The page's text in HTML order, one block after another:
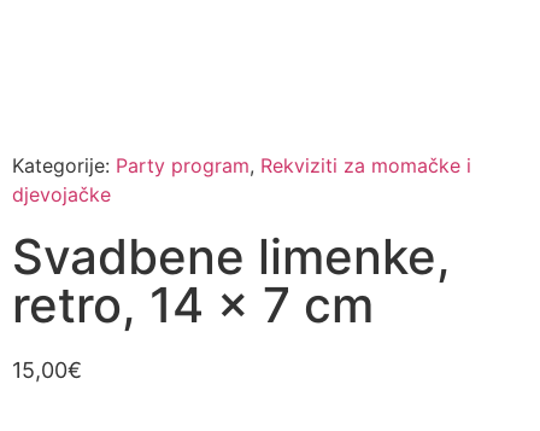
Kategorije: Party program, Rekviziti za momačke i
djevojačke
Svadbene limenke,
retro, 14 x 7 cm
15,00€